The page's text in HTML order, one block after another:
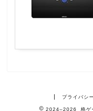
プライバシ
2024–2026 格ゲ